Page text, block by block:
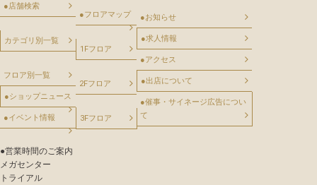
●店舗検索
カテゴリ別一覧
フロア別一覧
●ショップニュース
●イベント情報
●フロアマップ
1Fフロア
2Fフロア
3Fフロア
●お知らせ
●求人情報
●アクセス
●出店について
●催事・サイネージ広告につい
て
●営業時間のご案内
メガセンター
トライアル